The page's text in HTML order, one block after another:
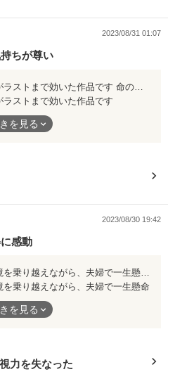
す
ございます
を読む
きる作品です
へ
2023/08/31 01:07
ちが尊い
ネーミングに隠された思いがラストまで効いた作品です 命の輝きと生きてほしいと願う気持ちが眩しくて尊いです 相手を思う気持ち、大切な人を思う気持ちが切ないけれど、笑顔を絶やさず生き抜こうとする強い意志が感動的です
ストまで効いた作品です
気持ちが眩しくて尊いです
思う気持ちが切ないけれど、笑顔
い意志が感動的です
を見る
2023/08/30 19:42
感動
１５歳で出産し、様々な逆境を乗り越えながら、夫婦で一生懸命に支え合って生きる姿を淡々と描いた力作です。 辛いこと、苦しいことも2人なら、家族なら、何があっても諦めない、負けないという強い気持ちが伝わる作品です
を乗り越えながら、夫婦で一生懸命
描いた力作です。
ら、家族なら、何があっても諦め
を見る
力を失なった